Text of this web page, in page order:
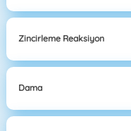
Zincirleme Reaksiyon
Dama